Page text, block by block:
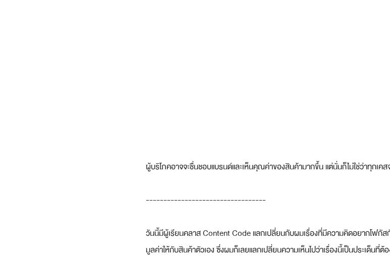
ผู้บริโภคอาจจะชื่นชอบแบรนด์และเห็นคุณค่าของสินค้ามากขึ้น แต่นั่นก็ไม่ใช่ว่าทุกเคส
----------------------------------
วันนี้มีผู้เรียนคลาส Content Code แลกเปลี่ยนกับผมเรื่องที่มีความคิดอยากโฟกัส
มูลค่าให้กับสินค้าตัวเอง ซึ่งผมก็เลยแลกเปลี่ยนความเห็นไปว่าเรื่องนี้เป็นประเด็นที่ต้